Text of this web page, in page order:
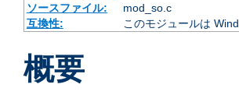
ソースファイル:
mod_so.c
互換性:
このモジュールは
概要